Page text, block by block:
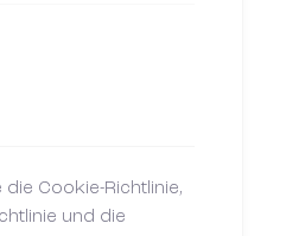
Cookie-Richtlinie,
und die